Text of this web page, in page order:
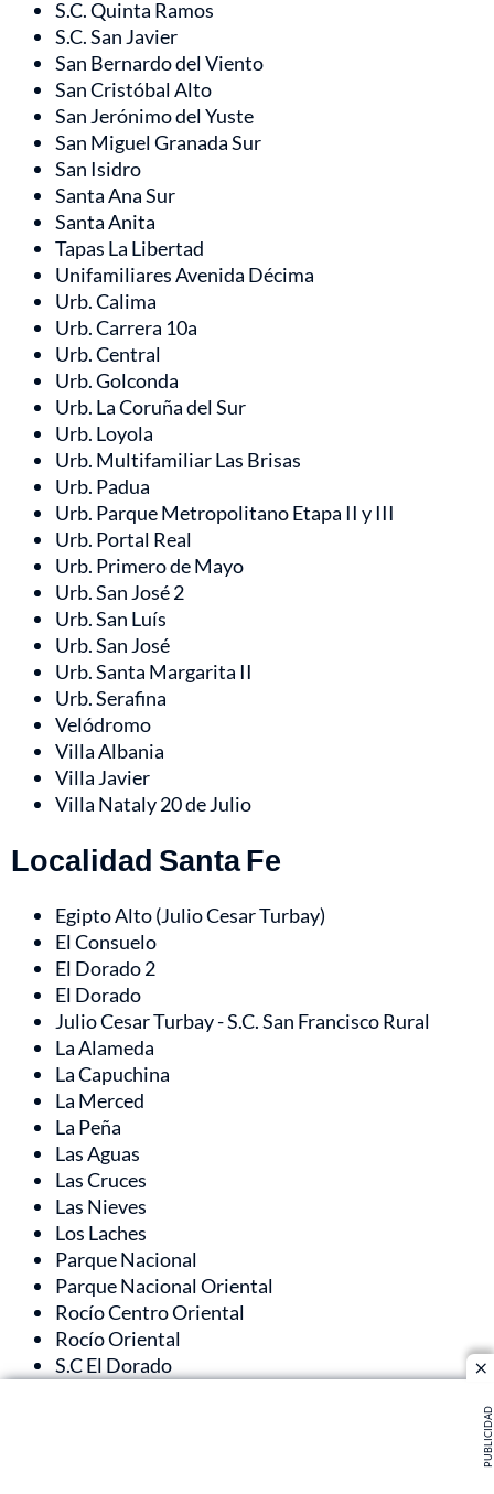
PUBLICIDAD
S.C. Quinta Ramos
S.C. San Javier
San Bernardo del Viento
San Cristóbal Alto
San Jerónimo del Yuste
San Miguel Granada Sur
San Isidro
Santa Ana Sur
Santa Anita
Tapas La Libertad
Unifamiliares Avenida Décima
Urb. Calima
Urb. Carrera 10a
Urb. Central
Urb. Golconda
Urb. La Coruña del Sur
Urb. Loyola
Urb. Multifamiliar Las Brisas
Urb. Padua
Urb. Parque Metropolitano Etapa II y III
Urb. Portal Real
Urb. Primero de Mayo
Urb. San José 2
Urb. San Luís
Urb. San José
Urb. Santa Margarita II
Urb. Serafina
Velódromo
Villa Albania
Villa Javier
Villa Nataly 20 de Julio
Localidad Santa Fe
Egipto Alto (Julio Cesar Turbay)
El Consuelo
El Dorado 2
El Dorado
Julio Cesar Turbay - S.C. San Francisco Rural
La Alameda
La Capuchina
La Merced
La Peña
Las Aguas
Las Cruces
Las Nieves
Los Laches
Parque Nacional
Parque Nacional Oriental
Rocío Centro Oriental
Rocío Oriental
S.C El Dorado